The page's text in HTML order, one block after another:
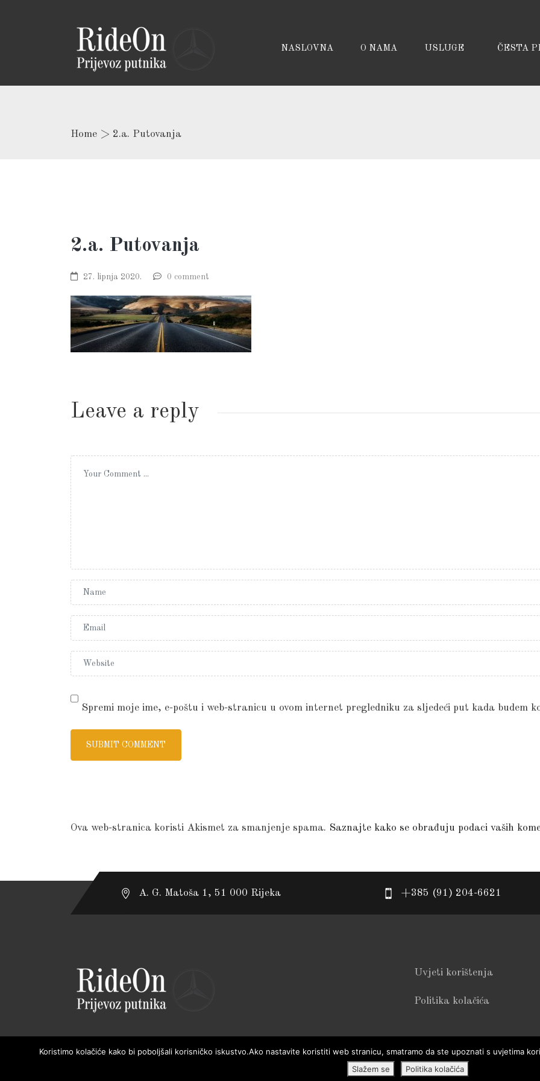
NASLOVNA O NAMA USLUGE ČESTA
Home > 2.a. Putovanja
2.a. Putovanja
27. lipnja 2020. 0 comment
Leave a reply
Spremi moje ime, e-poštu i web-stranicu u ovom internet pregledniku za sljedeći put kada budem
Ova web-stranica koristi Akismet za smanjenje spama. Saznajte kako se obrađuju podaci vaših
A. G. Matoša 1, 51 000 Rijeka +385 (91) 204-6621
Uvjeti korištenja
Politika kolačića
Koristimo kolačiće kako bi poboljšali korisničko iskustvo.Ako nastavite koristiti web stranicu, smatramo da ste upoznati s uvjetima
Slažem se
Politika kolačića